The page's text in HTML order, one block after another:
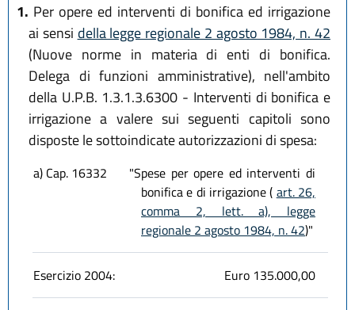
1. Per opere ed interventi di bonifica ed irrigazione
ai sensi della legge regionale 2 agosto 1984, n. 42
(Nuove norme in materia di enti di bonifica.
Delega di funzioni amministrative), nell'ambito
della U.P.B. 1.3.1.3.6300 - Interventi di bonifica e
irrigazione a valere sui seguenti capitoli sono
disposte le sottoindicate autorizzazioni di spesa:
a) Cap. 16332
"Spese per opere ed interventi di
bonifica e di irrigazione ( art. 26,
comma 2, lett. a), legge
regionale 2 agosto 1984, n. 42)"
Esercizio 2004: Euro 135.000,00